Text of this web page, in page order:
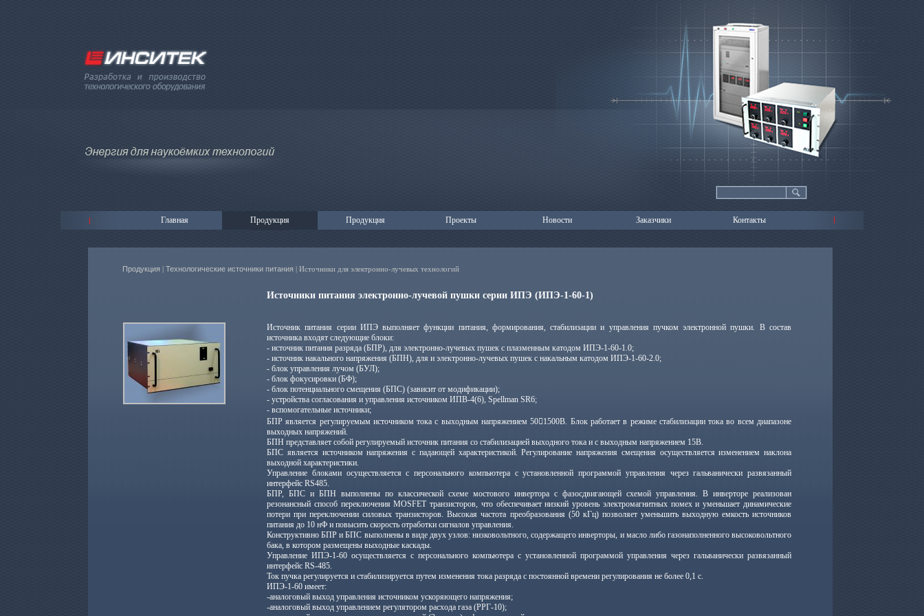
Главная Продукция Продукция Проекты Новости Заказчики Контакты
Продукция | Технологические источники питания | Источники для электронно-лучевых технологий
Источники питания электронно-лучевой пушки серии ИПЭ (ИПЭ-1-60-1)
Источник питания серии ИПЭ выполняет функции питания, формирования, стабилизации и управления пучком электронной пушки. В состав
источника входят следующие блоки:
- источник питания разряда (БПР), для электронно-лучевых пушек с плазменным катодом ИПЭ-1-60-1.0;
- источник накального напряжения (БПН), для и электронно-лучевых пушек с накальным катодом ИПЭ-1-60-2.0;
- блок управления лучом (БУЛ);
- блок фокусировки (БФ);
- блок потенциального смещения (БПС) (зависит от модификации);
- устройства согласования и управления источником ИПВ-4(6), Spellman SR6;
- вспомогательные источники;
БПР является регулируемым источником тока с выходным напряжением 501500В. Блок работает в режиме стабилизации тока во всем диапазоне
выходных напряжений.
БПН представляет собой регулируемый источник питания со стабилизацией выходного тока и с выходным напряжением 15В.
БПС является источником напряжения с падающей характеристикой. Регулирование напряжения смещения осуществляется изменением наклона
выходной характеристики.
Управление блоками осуществляется с персонального компьютера с установленной программой управления через гальванически развязанный
интерфейс RS485.
БПР, БПС и БПН выполнены по классической схеме мостового инвертора с фазосдвигающей схемой управления. В инверторе реализован
резонансный способ переключения MOSFET транзисторов, что обеспечивает низкий уровень электромагнитных помех и уменьшает динамические
потери при переключении силовых транзисторов. Высокая частота преобразования (50 кГц) позволяет уменьшить выходную емкость источников
питания до 10 нФ и повысить скорость отработки сигналов управления.
Конструктивно БПР и БПС выполнены в виде двух узлов: низковольтного, содержащего инверторы, и масло либо газонаполненного высоковольтного
бака, в котором размещены выходные каскады.
Управление ИПЭ-1-60 осуществляется с персонального компьютера с установленной программой управления через гальванически развязанный
интерфейс RS-485.
Ток пучка регулируется и стабилизируется путем изменения тока разряда с постоянной времени регулирования не более 0,1 с.
ИПЭ-1-60 имеет:
-аналоговый выход управления источником ускоряющего напряжения;
-аналоговый выход управлением регулятором расхода газа (РРГ-10);